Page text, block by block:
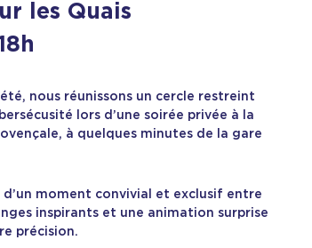
les Quais
nous réunissons un cercle restreint
lors d’une soirée privée à la
à quelques minutes de la gare
moment convivial et exclusif entre
inspirants et une animation surprise
précision.